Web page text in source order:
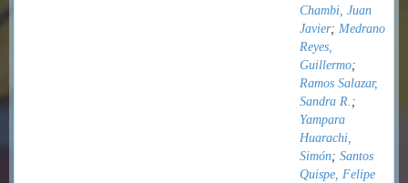
Chambi, Juan
Javier; Medrano
Reyes,
Guillermo;
Ramos Salazar,
Sandra R. ;
Yampara
Huarachi,
Simón; Santos
Quispe, Felipe